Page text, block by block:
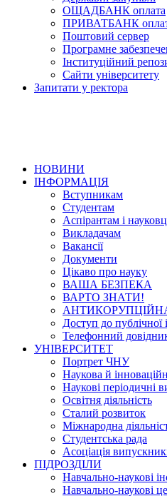
ОЩАДБАНК оплата
ПРИВАТБАНК
Поштовий сервер
Програмне
Інституційний
Сайти університету
Запитати у ректора
НОВИНИ
ІНФОРМАЦІЯ
Вступникам
Студентам
Аспірантам і
Викладачам
Вакансії
Документи
Цікаво про науку
ВАША БЕЗПЕКА
ВАРТО ЗНАТИ!
Доступ до публічної
Телефонний
УНІВЕРСИТЕТ
Портрет ЧНУ
Наукова й
Наукові періодичні
Освітня діяльність
Сталий розвиток
Міжнародна
Студентська рада
Асоціація
ПІДРОЗДІЛИ
Навчально-наукові
Навчально-наукові